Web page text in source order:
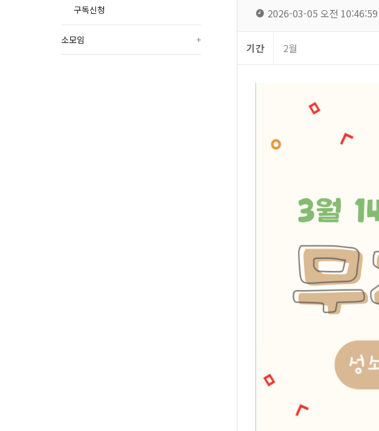
구독신청
소모임 +
2026-03-05 오전 10:46:59
기간 2월